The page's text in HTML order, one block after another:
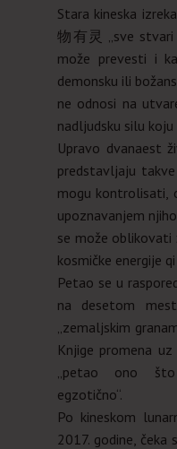
Stara kineska
物有灵 „sve stvari
može prevesti i
demonsku ili
ne odnosi na
nadljudsku silu
Upravo dvanaest
predstavljaju
mogu kontrolisati,
upoznavanjem
se može
kosmičke energije
Petao se u
na desetom
„zemaljskim
Knjige promena
„petao ono
egzotično“.
Po kineskom
2017. godine, čeka